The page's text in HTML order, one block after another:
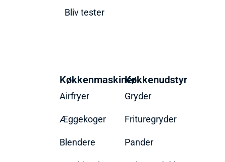
Bliv tester
Køkkenmaskiner
Airfryer
Æggekoger
Blendere
Køkkenudstyr
Gryder
Frituregryder
Pander